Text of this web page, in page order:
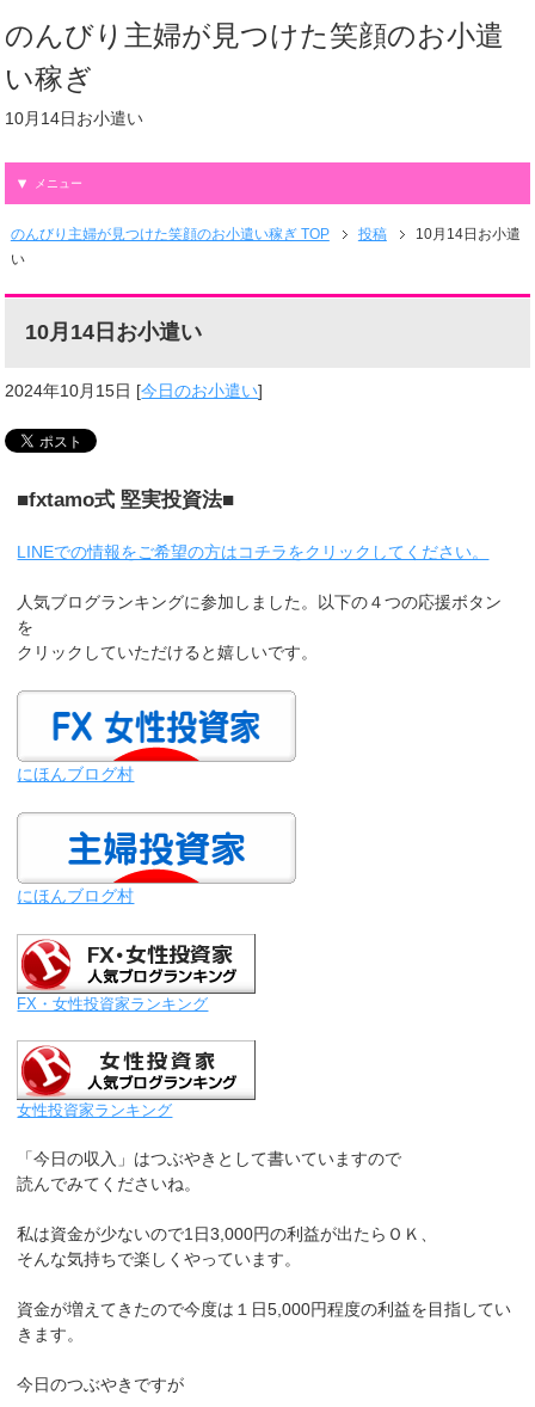
のんびり主婦が見つけた笑顔のお小遣
い稼ぎ
10月14日お小遣い
メニュー
のんびり主婦が見つけた笑顔のお小遣い稼ぎ TOP 投稿
10月14日お小遣
い
10月14日お小遣い
2024年10月15日 [今日のお小遣い]
■fxtamo式 堅実投資法■
LINEでの情報をご希望の方はコチラをクリックしてください。
人気ブログランキングに参加しました。以下の４つの応援ボタン
を
クリックしていただけると嬉しいです。
にほんブログ村
にほんブログ村
FX・女性投資家ランキング
女性投資家ランキング
「今日の収入」はつぶやきとして書いていますので
読んでみてくださいね。
私は資金が少ないので1日3,000円の利益が出たらＯＫ、
そんな気持ちで楽しくやっています。
資金が増えてきたので今度は１日5,000円程度の利益を目指してい
きます。
今日のつぶやきですが